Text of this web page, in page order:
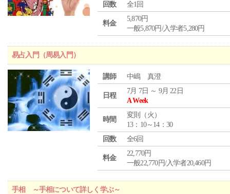
回数
全1回
料金
5,870円
一般5,870円/入学者5,280円
易占入門（周易入門）
講師 中嶋 真澄
日程
7月 7日 ～ 9月 22日
A Week
時間
変則（火）
13：10～14：30
回数
全6回
料金
22,770円
一般22,770円/入学者20,460円
手相 ～手相について詳しく学ぶ～